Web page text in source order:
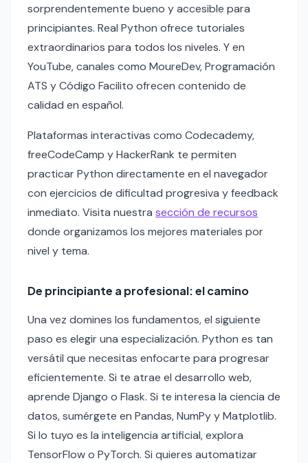
sorprendentemente bueno y accesible para
principiantes. Real Python ofrece tutoriales
extraordinarios para todos los niveles. Y en
YouTube, canales como MoureDev, Programación
ATS y Código Facilito ofrecen contenido de
calidad en español.
Plataformas interactivas como Codecademy,
freeCodeCamp y HackerRank te permiten
practicar Python directamente en el navegador
con ejercicios de dificultad progresiva y feedback
inmediato. Visita nuestra sección de recursos
donde organizamos los mejores materiales por
nivel y tema.
De principiante a profesional: el camino
Una vez domines los fundamentos, el siguiente
paso es elegir una especialización. Python es tan
versátil que necesitas enfocarte para progresar
eficientemente. Si te atrae el desarrollo web,
aprende Django o Flask. Si te interesa la ciencia de
datos, sumérgete en Pandas, NumPy y Matplotlib.
Si lo tuyo es la inteligencia artificial, explora
TensorFlow o PyTorch. Si quieres automatizar